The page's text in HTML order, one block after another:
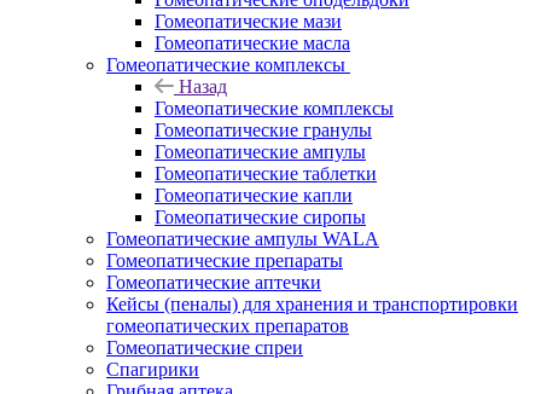
Гомеопатические мази
Гомеопатические масла
Гомеопатические комплексы
Назад
Гомеопатические комплексы
Гомеопатические гранулы
Гомеопатические ампулы
Гомеопатические таблетки
Гомеопатические капли
Гомеопатические сиропы
Гомеопатические ампулы WALA
Гомеопатические препараты
Гомеопатические аптечки
Кейсы (пеналы) для хранения и транспортировки
гомеопатических препаратов
Гомеопатические спреи
Спагирики